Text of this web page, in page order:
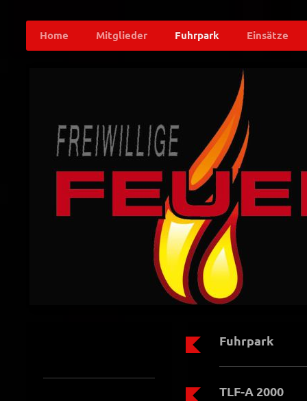
Home Mitglieder Fuhrpark Einsätze
Fuhrpark
TLF-A 2000